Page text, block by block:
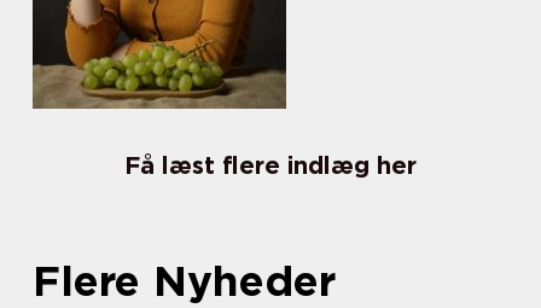
Få læst flere indlæg her
Flere Nyheder